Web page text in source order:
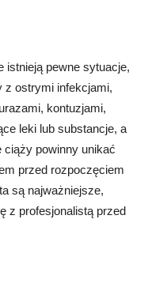
istnieją pewne sytuacje,
z ostrymi infekcjami,
kontuzjami,
leki lub substancje, a
powinny unikać
przed rozpoczęciem
są najważniejsze,
z profesjonalistą przed